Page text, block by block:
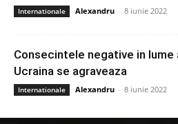
Internationale Alexandru - 8 iunie 2022
Consecintele negative in lume
Ucraina se agraveaza
Internationale Alexandru - 8 iunie 2022